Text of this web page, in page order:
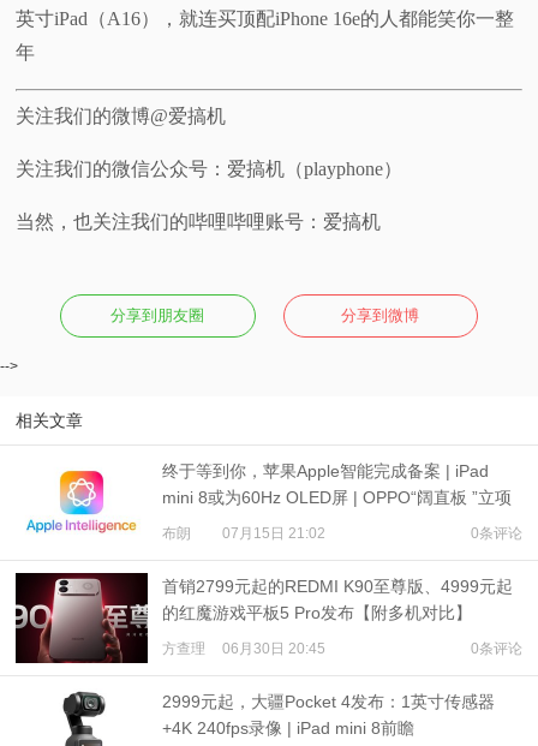
英寸iPad（A16），就连买顶配iPhone 16e的人都能笑你一整
年
关注我们的微博@爱搞机
关注我们的微信公众号：爱搞机（playphone）
当然，也关注我们的哔哩哔哩账号：爱搞机
分享到朋友圈 分享到微博
-->
相关文章
终于等到你，苹果Apple智能完成备案 | iPad
mini 8或为60Hz OLED屏 | OPPO“阔直板 ”立项
布朗 07月15日 21:02 0条评论
首销2799元起的REDMI K90至尊版、4999元起
的红魔游戏平板5 Pro发布【附多机对比】
方查理 06月30日 20:45 0条评论
2999元起，大疆Pocket 4发布：1英寸传感器
+4K 240fps录像 | iPad mini 8前瞻